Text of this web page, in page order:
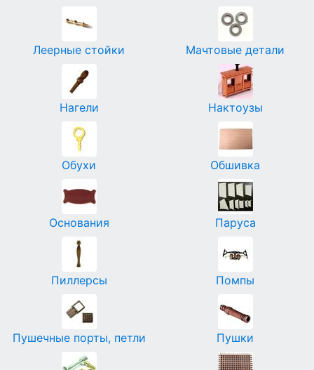
Леерные стойки Мачтовые детали
Нагели Нактоузы
Обухи Обшивка
Основания Паруса
Пиллерсы Помпы
Пушечные порты, петли Пушки